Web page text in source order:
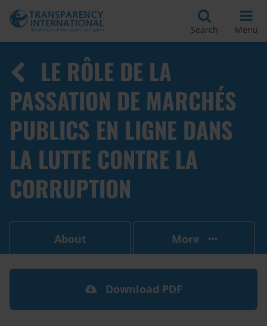
Search Menu
LE RÔLE DE LA
PASSATION DE MARCHÉS
PUBLICS EN LIGNE DANS
LA LUTTE CONTRE LA
CORRUPTION
About More
Download PDF